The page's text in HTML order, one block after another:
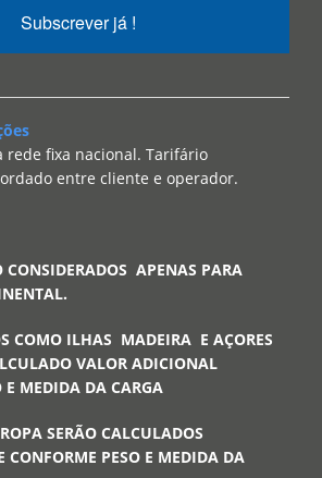
Subscrever já !
rede fixa nacional. Tarifário
entre cliente e operador.
CONSIDERADOS APENAS PARA
COMO ILHAS MADEIRA E AÇORES
VALOR ADICIONAL
E MEDIDA DA CARGA
SERÃO CALCULADOS
CONFORME PESO E MEDIDA DA